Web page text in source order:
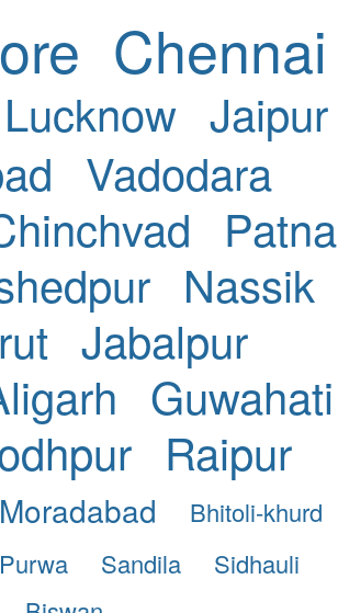
Chennai
Lucknow Jaipur
Vadodara
Patna
Nassik
Jabalpur
Guwahati
Raipur
Moradabad
Bhitoli-khurd
Purwa Sandila
Sidhauli